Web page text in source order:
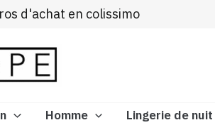
d'achat en colissimo
Homme Lingerie de nuit